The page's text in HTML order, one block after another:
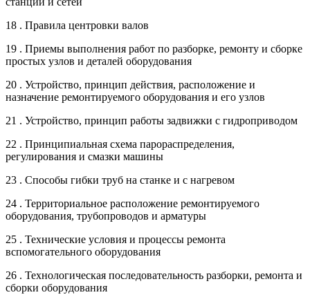
18 . Правила центровки валов
19 . Приемы выполнения работ по разборке, ремонту и сборке
простых узлов и деталей оборудования
20 . Устройство, принцип действия, расположение и
назначение ремонтируемого оборудования и его узлов
21 . Устройство, принцип работы задвижки с гидроприводом
22 . Принципиальная схема парораспределения,
регулирования и смазки машины
23 . Способы гибки труб на станке и с нагревом
24 . Территориальное расположение ремонтируемого
оборудования, трубопроводов и арматуры
25 . Технические условия и процессы ремонта
вспомогательного оборудования
26 . Технологическая последовательность разборки, ремонта и
сборки оборудования